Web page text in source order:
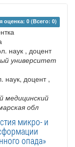
оценка: 0 (Всего: 0)
наук , доцент
университет
наук, доцент ,
медицинский
обл
микро- и
опада»